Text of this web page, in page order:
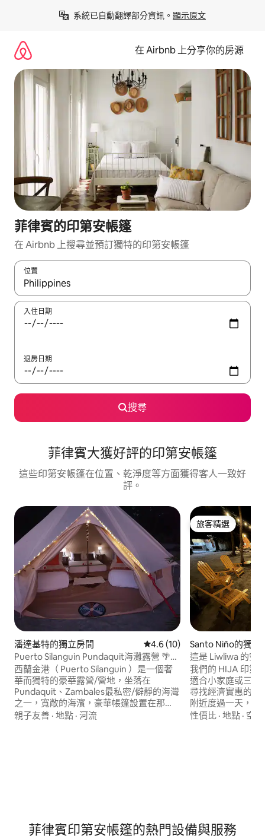
系統已自動翻譯部分資訊。 顯示原文
在 Airbnb 上分享你的房源
菲律賓的印第安帳篷
在 Airbnb 上搜尋並預訂獨特的印第安帳篷
位置
如有搜尋結果，瀏覽內容時請使用上下箭頭，或輕點、滑動裝置。
入住日期
退房日期
搜尋
菲律賓大獲好評的印第安帳篷
這些印第安帳篷在位置、乾淨度等方面獲得客人一致好
評。
潘達基特的獨立房間 從 10 則評價中獲得 4.6 的平
4.6 (10)
Puerto Silanguin Pundaquit海灘露營 🌴🏕
🏖🌴
西蘭金港（ Puerto Silanguin ）是一個奢
華而獨特的豪華露營/營地，坐落在
Pundaquit、Zambales最私密/僻靜的海灣
之一，寬敞的海濱，豪華帳篷設置在那
裡。此外，還有鬆樹樹和長海岸線。 它擁
親子友善 · 地點 · 河流
旅客精選
旅客精選
Santo Niño的獨立
這是 Liwliwa 的空
我們的 HIJA 印第
適合小家庭或三人
尋找經濟實惠的住
附近度過一天，並
心。 包含：篝火、電影或影片之夜、羽毛
性價比 ·地點 · 空
菲律賓印第安帳篷的熱門設備與服務